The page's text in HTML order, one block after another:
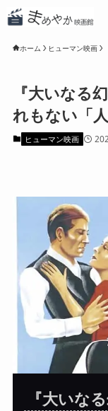
ホーム ヒューマン映画
『大いなる
れもない「
ヒューマン映画
『大いな